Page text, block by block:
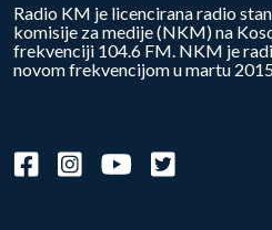
Radio KM je licencirana radio
komisije za medije (NKM) na
frekvenciji 104.6 FM. NKM je
novom frekvencijom u martu